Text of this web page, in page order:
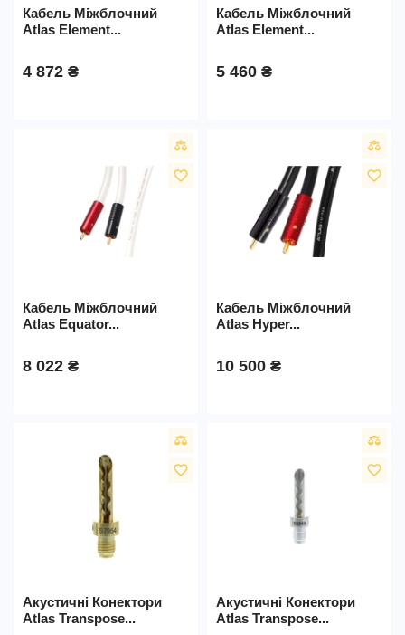
Кабель Міжблочний
Atlas Element...
4 872 ₴
Кабель Міжблочний
Atlas Element...
5 460 ₴
favorite_border
Кабель Міжблочний
Atlas Equator...
8 022 ₴
favorite_border
Кабель Міжблочний
Atlas Hyper...
10 500 ₴
favorite_border
Акустичні Конектори
Atlas Transpose...
favorite_border
Акустичні Конектори
Atlas Transpose...